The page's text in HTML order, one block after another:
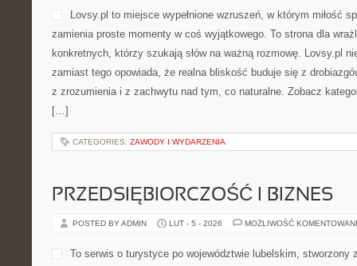
Lovsy.pl to miejsce wypełnione wzruszeń, w którym miłość
zamienia proste momenty w coś wyjątkowego. To strona dla
konkretnych, którzy szukają słów na ważną rozmowę. Lovsy.pl
zamiast tego opowiada, że realna bliskość buduje się z
z zrozumienia i z zachwytu nad tym, co naturalne. Zobacz
[…]
CATEGORIES: ZAWODY I WYDARZENIA
PRZEDSIĘBIORCZOŚĆ I BIZNES
POSTED BY ADMIN LUT - 5 - 2026 MOŻLIWOŚĆ
To serwis o turystyce po województwie lubelskim, stworzony